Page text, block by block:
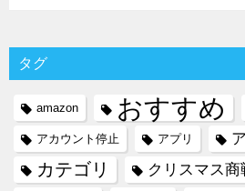
タグ
amazon おすすめ
アカウント停止 アプリ
カテゴリ クリスマス商